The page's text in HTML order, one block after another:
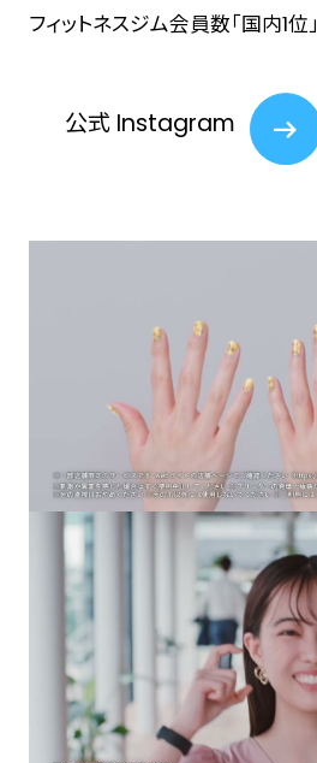
フィットネスジム会員数「国内1位」
公式 Instagram